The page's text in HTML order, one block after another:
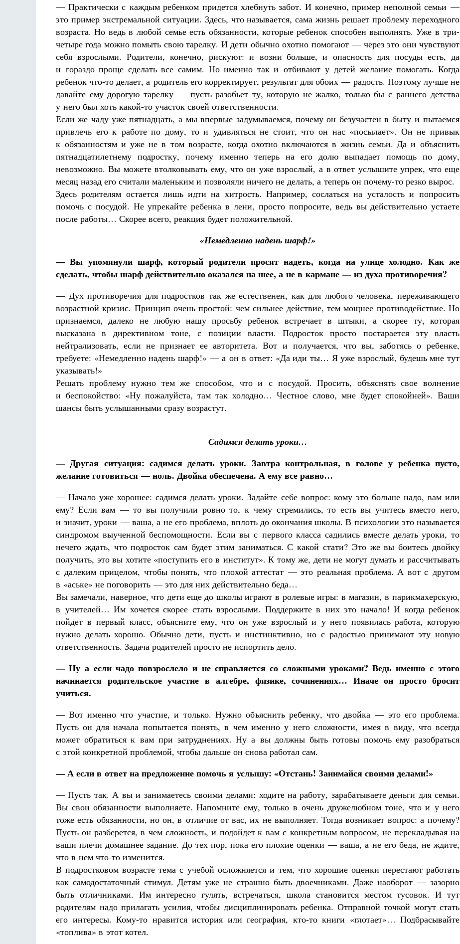
— Практически с каждым ребенком придется хлебнуть забот. И конечно, пример неполной семьи —
это пример экстремальной ситуации. Здесь, что называется, сама жизнь решает проблему переходного
возраста. Но ведь в любой семье есть обязанности, которые ребенок способен выполнять. Уже в три-
четыре года можно помыть свою тарелку. И дети обычно охотно помогают — через это они чувствуют
себя взрослыми. Родители, конечно, рискуют: и возни больше, и опасность для посуды есть, да
и гораздо проще сделать все самим. Но именно так и отбивают у детей желание помогать. Когда
ребенок что-то делает, а родитель его корректирует, результат для обоих — радость. Поэтому лучше не
давайте ему дорогую тарелку — пусть разобьет ту, которую не жалко, только бы с раннего детства
у него был хоть какой-то участок своей ответственности.
Если же чаду уже пятнадцать, а мы впервые задумываемся, почему он безучастен в быту и пытаемся
привлечь его к работе по дому, то и удивляться не стоит, что он нас «посылает». Он не привык
к обязанностям и уже не в том возрасте, когда охотно включаются в жизнь семьи. Да и объяснить
пятнадцатилетнему подростку, почему именно теперь на его долю выпадает помощь по дому,
невозможно. Вы можете втолковывать ему, что он уже взрослый, а в ответ услышите упрек, что еще
месяц назад его считали маленьким и позволяли ничего не делать, а теперь он почему-то резко вырос.
Здесь родителям остается лишь идти на хитрость. Например, сослаться на усталость и попросить
помочь с посудой. Не упрекайте ребенка в лени, просто попросите, ведь вы действительно устаете
после работы… Скорее всего, реакция будет положительной.
«Немедленно надень шарф!»
— Вы упомянули шарф, который родители просят надеть, когда на улице холодно. Как же
сделать, чтобы шарф действительно оказался на шее, а не в кармане — из духа противоречия?
— Дух противоречия для подростков так же естественен, как для любого человека, переживающего
возрастной кризис. Принцип очень простой: чем сильнее действие, тем мощнее противодействие. Но
признаемся, далеко не любую нашу просьбу ребенок встречает в штыки, а скорее ту, которая
высказана в директивном тоне, с позиции власти. Подросток просто постарается эту власть
нейтрализовать, если не признает ее авторитета. Вот и получается, что вы, заботясь о ребенке,
требуете: «Немедленно надень шарф!» — а он в ответ: «Да иди ты… Я уже взрослый, будешь мне тут
указывать!»
Решать проблему нужно тем же способом, что и с посудой. Просить, объяснять свое волнение
и беспокойство: «Ну пожалуйста, там так холодно… Честное слово, мне будет спокойней». Ваши
шансы быть услышанными сразу возрастут.
Садимся делать уроки…
— Другая ситуация: садимся делать уроки. Завтра контрольная, в голове у ребенка пусто,
желание готовиться — ноль. Двойка обеспечена. А ему все равно…
— Начало уже хорошее: садимся делать уроки. Задайте себе вопрос: кому это больше надо, вам или
ему? Если вам — то вы получили ровно то, к чему стремились, то есть вы учитесь вместо него,
и значит, уроки — ваша, а не его проблема, вплоть до окончания школы. В психологии это называется
синдромом выученной беспомощности. Если вы с первого класса садились вместе делать уроки, то
нечего ждать, что подросток сам будет этим заниматься. С какой стати? Это же вы боитесь двойку
получить, это вы хотите «поступить его в институт». К тому же, дети не могут думать и рассчитывать
с далеким прицелом, чтобы понять, что плохой аттестат — это реальная проблема. А вот с другом
в «аське» не поговорить — это для них действительно беда…
Вы замечали, наверное, что дети еще до школы играют в ролевые игры: в магазин, в парикмахерскую,
в учителей… Им хочется скорее стать взрослыми. Поддержите в них это начало! И когда ребенок
пойдет в первый класс, объясните ему, что он уже взрослый и у него появилась работа, которую
нужно делать хорошо. Обычно дети, пусть и инстинктивно, но с радостью принимают эту новую
ответственность. Задача родителей просто не испортить дело.
— Ну а если чадо повзрослело и не справляется со сложными уроками? Ведь именно с этого
начинается родительское участие в алгебре, физике, сочинениях… Иначе он просто бросит
учиться.
— Вот именно что участие, и только. Нужно объяснить ребенку, что двойка — это его проблема.
Пусть он для начала попытается понять, в чем именно у него сложности, имея в виду, что всегда
может обратиться к вам при затруднениях. Ну а вы должны быть готовы помочь ему разобраться
с этой конкретной проблемой, чтобы дальше он снова работал сам.
— А если в ответ на предложение помочь я услышу: «Отстань! Занимайся своими делами!»
— Пусть так. А вы и занимаетесь своими делами: ходите на работу, зарабатываете деньги для семьи.
Вы свои обязанности выполняете. Напомните ему, только в очень дружелюбном тоне, что и у него
тоже есть обязанности, но он, в отличие от вас, их не выполняет. Тогда возникает вопрос: а почему?
Пусть он разберется, в чем сложность, и подойдет к вам с конкретным вопросом, не перекладывая на
ваши плечи домашнее задание. До тех пор, пока его плохие оценки — ваша, а не его беда, не ждите,
что в нем что-то изменится.
В подростковом возрасте тема с учебой осложняется и тем, что хорошие оценки перестают работать
как самодостаточный стимул. Детям уже не страшно быть двоечниками. Даже наоборот — зазорно
быть отличниками. Им интересно гулять, встречаться, школа становится местом тусовок. И тут
родителям надо прилагать усилия, чтобы дисциплинировать ребенка. Отправной точкой могут стать
его интересы. Кому-то нравится история или география, кто-то книги «глотает»… Подбрасывайте
«топлива» в этот котел.